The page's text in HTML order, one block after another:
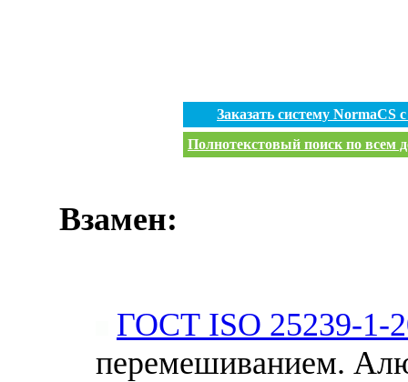
Заказать систему
Полнотекстовый поиск по всем
Взамен:
ГОСТ ISO 25239-1-
перемешиванием.